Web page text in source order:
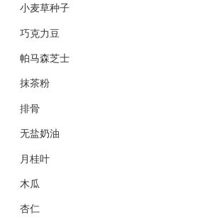
小麦草种子
巧克力豆
帕马森芝士
抹茶粉
排骨
无盐奶油
月桂叶
木瓜
杏仁